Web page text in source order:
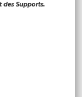
Supports.